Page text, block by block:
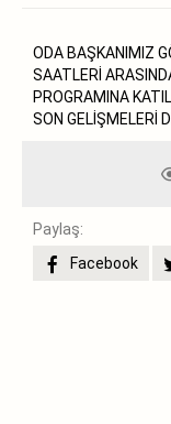
ODA BAŞKANIMIZ
SAATLERİ
PROGRAMINA
SON GELİŞMELERİ
Paylaş:
Facebook